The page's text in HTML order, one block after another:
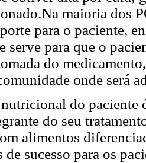
Na maioria dos
para o paciente,
serve para que o
do
onde será
do paciente
do seu
alimentos
de sucesso para os